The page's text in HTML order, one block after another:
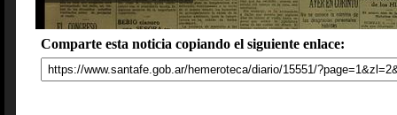
Comparte esta noticia copiando el siguiente enlace: